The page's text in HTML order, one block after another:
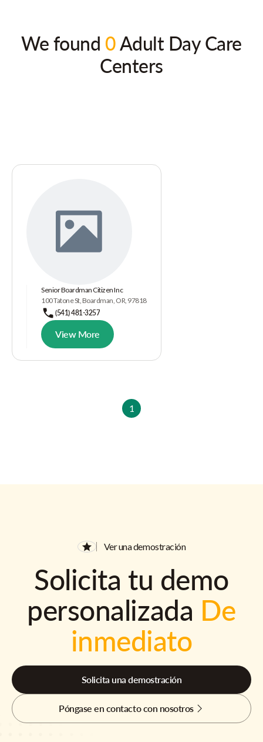
We found 0Adult Day Care
Centers
Senior Boardman Citizen Inc
100 Tatone St, Boardman, OR, 97818
(541) 481-3257
View More
1
Ver una demostración
Solicita tu demo
personalizada De
inmediato
Solicita una demostración
Póngase en contacto con nosotros